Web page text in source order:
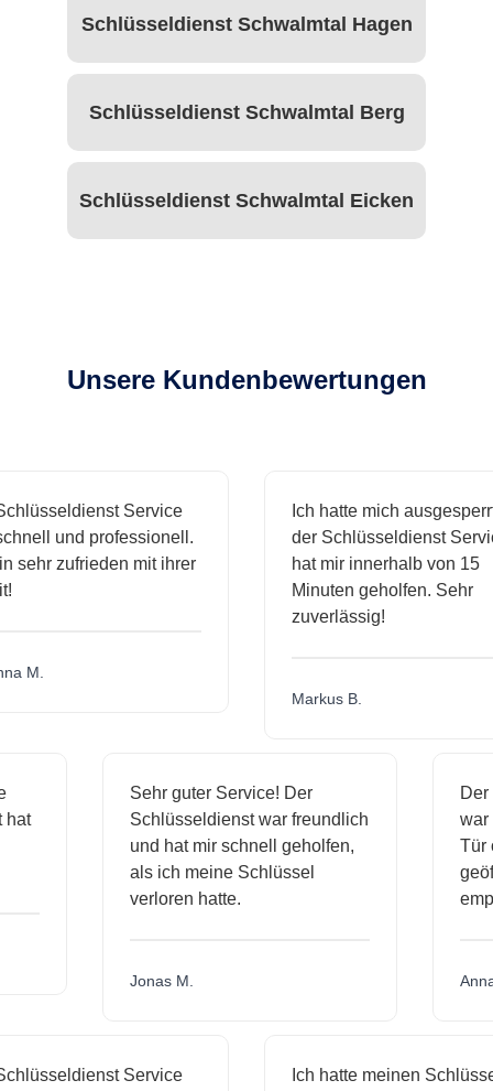
Schlüsseldienst Schwalmtal Hagen
Schlüsseldienst Schwalmtal Berg
Schlüsseldienst Schwalmtal Eicken
Unsere Kundenbewertungen
Service
und professionell.
sehr zufrieden mit ihrer
M.
Ich hatte mich ausgesperrt
der Schlüsseldienst
hat mir innerhalb von 15
Minuten geholfen. Sehr
zuverlässig!
Markus B.
hat
Sehr guter Service! Der
Schlüsseldienst war freundlich
und hat mir schnell geholfen,
als ich meine Schlüssel
verloren hatte.
Jonas M.
Service
Ich hatte meinen Schlüssel